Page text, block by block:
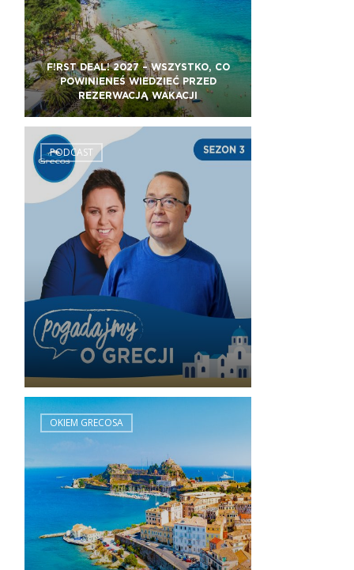
F!RST DEAL! 2027 – WSZYSTKO, CO
POWINIENEŚ WIEDZIEĆ PRZED
REZERWACJĄ WAKACJI
PODCAST
OKIEM GRECOSA